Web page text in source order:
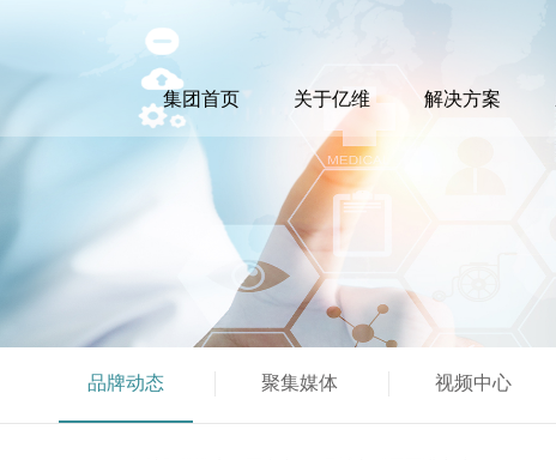
集团首页 关于亿维 解决方案
品牌动态 聚集媒体 视频中心